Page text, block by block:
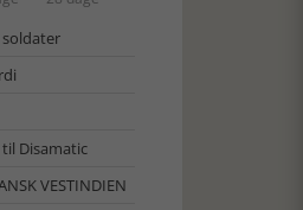
soldater
Disamatic
VESTINDIEN